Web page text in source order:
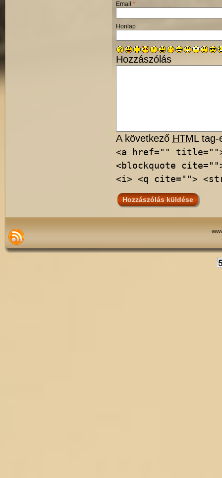
Email *
Honlap
Hozzászólás
A következő HTMLtag-
<a href=""
<blockquote
<i> <q cite="">